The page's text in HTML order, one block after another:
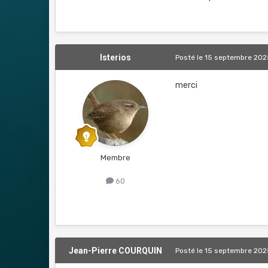
Isterios
Membre
60
Postéle 15 septembre
merci
Jean-Pierre COURQUIN Postéle 15 septembre